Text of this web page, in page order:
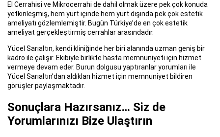
El Cerrahisi ve Mikrocerrahi de dahil olmak üzere pek çok konuda
yetkinleşmiş, hem yurt içinde hem yurt dışında pek çok estetik
ameliyatı gözlemlemiştir. Bugün Türkiye’de en çok estetik
ameliyat gerçekleştirmiş cerrahlar arasındadır.
Yücel Sarıaltın, kendi kliniğinde her biri alanında uzman geniş bir
kadro ile çalışır. Ekibiyle birlikte hasta memnuniyeti için hizmet
vermeye devam eder. Burun dolgusu yaptıranlar yorumları ile
Yücel Sarıaltın’dan aldıkları hizmet için memnuniyet bildiren
görüşler paylaşmaktadır.
Sonuçlara Hazırsanız… Siz de
Yorumlarınızı Bize Ulaştırın